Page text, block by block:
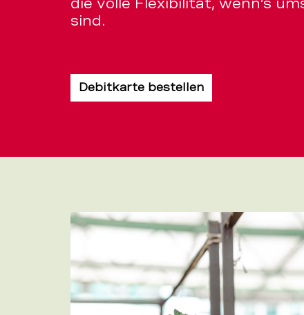
die volle Flexibilität, wenn’s
sind.
Debitkarte bestellen